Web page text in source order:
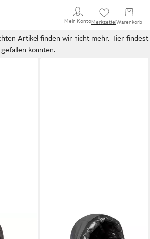
Mein KontoMerkzettel Warenkorb
Artikel finden wir nicht mehr. Hier findest
könnten.